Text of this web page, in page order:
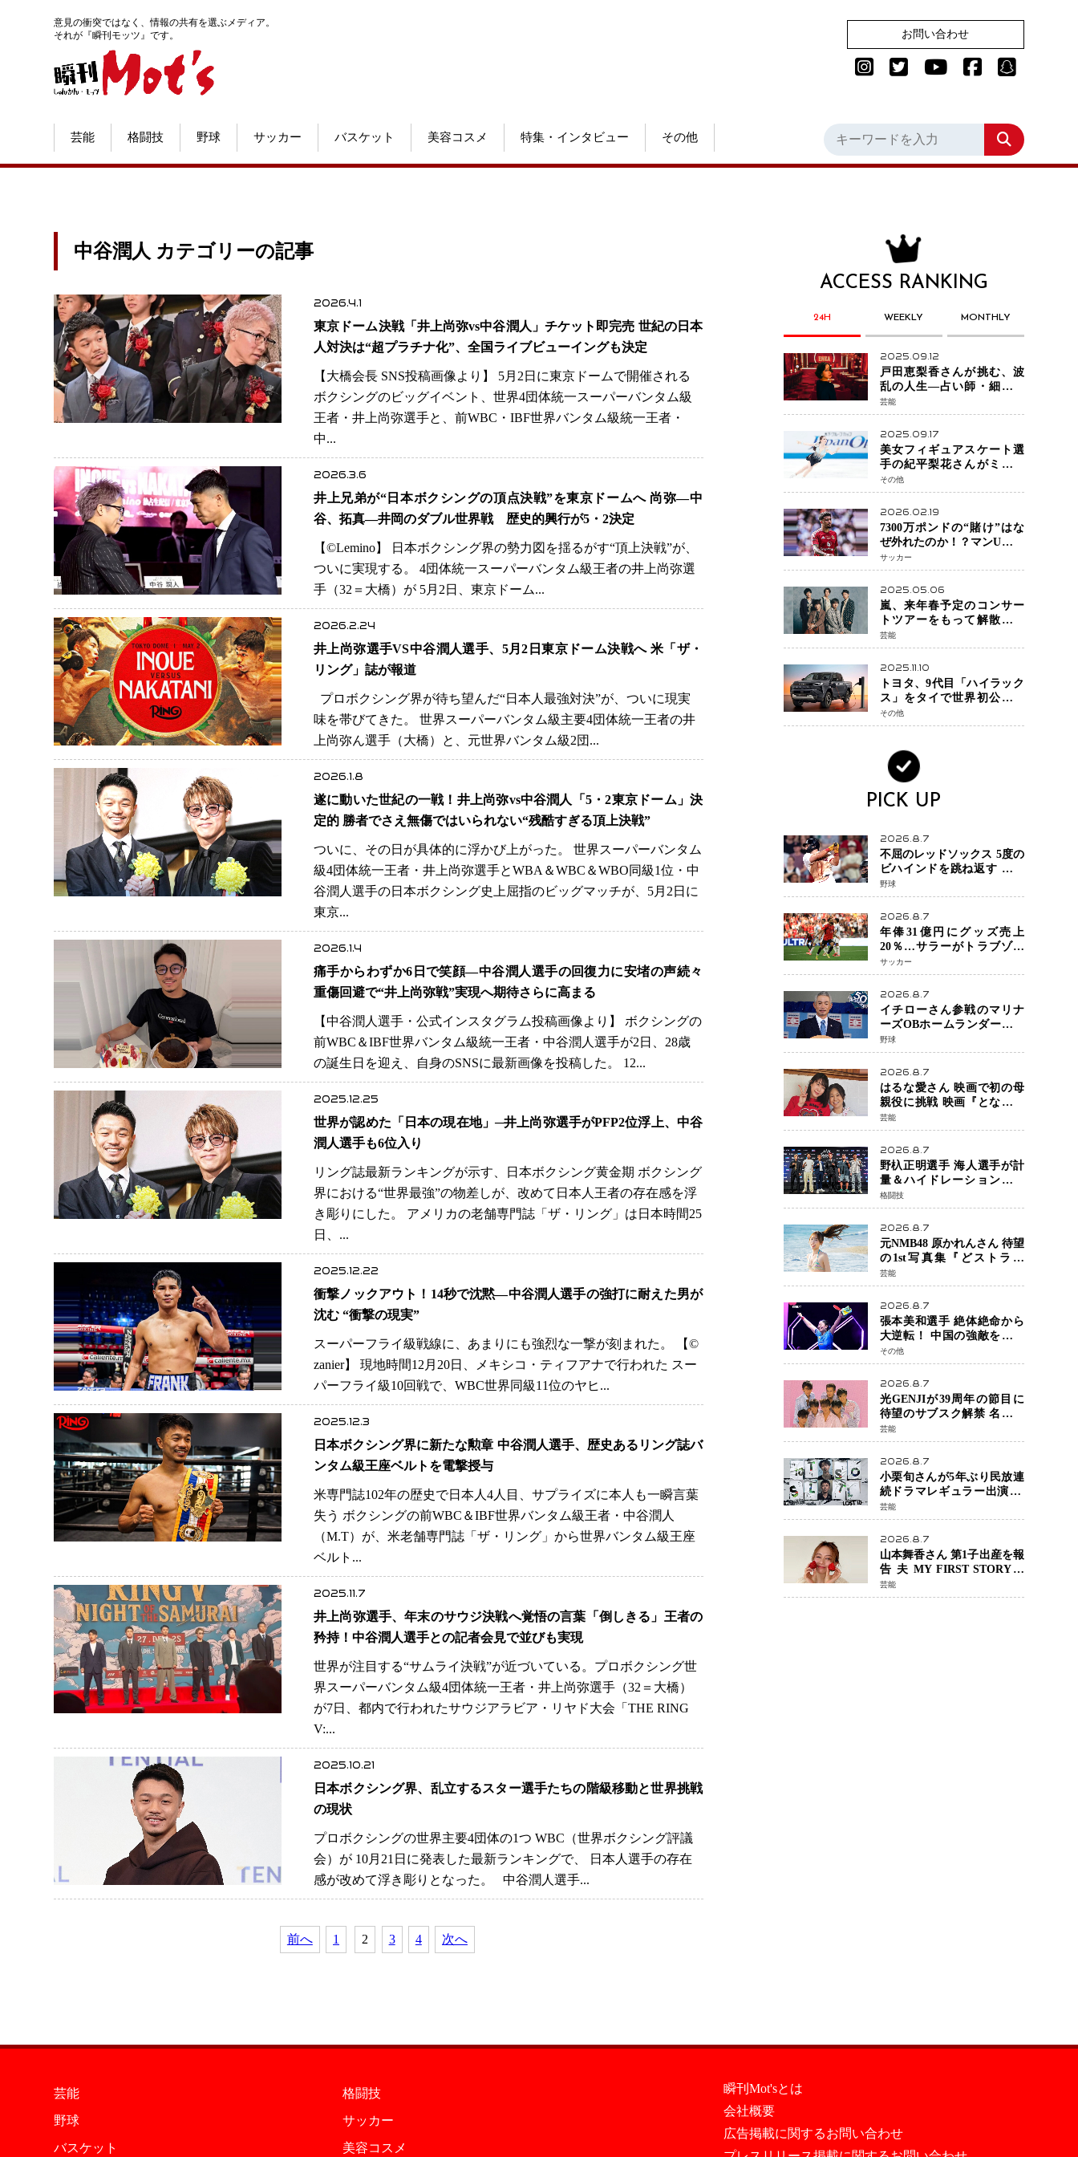
意見の衝突ではなく、情報の共有を選ぶメディア。
それが『瞬刊モッツ』です。
お問い合わせ
芸能 格闘技 野球 サッカー バスケット 美容コスメ 特集・インタビュー その他
中谷潤人 カテゴリーの記事
2026.4.1
東京ドーム決戦「井上尚弥vs中谷潤人」チケット即完売 世紀の日本
人対決は“超プラチナ化”、全国ライブビューイングも決定
【大橋会長 SNS投稿画像より】 5月2日に東京ドームで開催される
ボクシングのビッグイベント、世界4団体統一スーパーバンタム級
王者・井上尚弥選手と、前WBC・IBF世界バンタム級統一王者・
中...
2026.3.6
井上兄弟が“日本ボクシングの頂点決戦”を東京ドームへ 尚弥―中
谷、拓真―井岡のダブル世界戦 歴史的興行が5・2決定
【©️Lemino】 日本ボクシング界の勢力図を揺るがす“頂上決戦”が、
ついに実現する。 4団体統一スーパーバンタム級王者の井上尚弥選
手（32＝大橋）が 5月2日、東京ドーム...
2026.2.24
井上尚弥選手VS中谷潤人選手、5月2日東京ドーム決戦へ 米「ザ・
リング」誌が報道
プロボクシング界が待ち望んだ“日本人最強対決”が、ついに現実
味を帯びてきた。 世界スーパーバンタム級主要4団体統一王者の井
上尚弥ん選手（大橋）と、元世界バンタム級2団...
2026.1.8
遂に動いた世紀の一戦！井上尚弥vs中谷潤人「5・2東京ドーム」決
定的 勝者でさえ無傷ではいられない“残酷すぎる頂上決戦”
ついに、その日が具体的に浮かび上がった。 世界スーパーバンタム
級4団体統一王者・井上尚弥選手とWBA＆WBC＆WBO同級1位・中
谷潤人選手の日本ボクシング史上屈指のビッグマッチが、5月2日に
東京...
2026.1.4
痛手からわずか6日で笑顔―中谷潤人選手の回復力に安堵の声続々
重傷回避で“井上尚弥戦”実現へ期待さらに高まる
【中谷潤人選手・公式インスタグラム投稿画像より】 ボクシングの
前WBC＆IBF世界バンタム級統一王者・中谷潤人選手が2日、28歳
の誕生日を迎え、自身のSNSに最新画像を投稿した。 12...
2025.12.25
世界が認めた「日本の現在地」─井上尚弥選手がPFP2位浮上、中谷
潤人選手も6位入り
リング誌最新ランキングが示す、日本ボクシング黄金期 ボクシング
界における“世界最強”の物差しが、改めて日本人王者の存在感を浮
き彫りにした。 アメリカの老舗専門誌「ザ・リング」は日本時間25
日、...
2025.12.22
衝撃ノックアウト！14秒で沈黙―中谷潤人選手の強打に耐えた男が
沈む “衝撃の現実”
スーパーフライ級戦線に、あまりにも強烈な一撃が刻まれた。 【©️
zanier】 現地時間12月20日、メキシコ・ティフアナで行われた スー
パーフライ級10回戦で、WBC世界同級11位のヤヒ...
2025.12.3
日本ボクシング界に新たな勲章 中谷潤人選手、歴史あるリング誌バ
ンタム級王座ベルトを電撃授与
米専門誌102年の歴史で日本人4人目、サプライズに本人も一瞬言葉
失う ボクシングの前WBC＆IBF世界バンタム級王者・中谷潤人
（M.T）が、米老舗専門誌「ザ・リング」から世界バンタム級王座
ベルト...
2025.11.7
井上尚弥選手、年末のサウジ決戦へ覚悟の言葉「倒しきる」王者の
矜持！中谷潤人選手との記者会見で並びも実現
世界が注目する“サムライ決戦”が近づいている。プロボクシング世
界スーパーバンタム級4団体統一王者・井上尚弥選手（32＝大橋）
が7日、都内で行われたサウジアラビア・リヤド大会「THE RING
V:...
2025.10.21
日本ボクシング界、乱立するスター選手たちの階級移動と世界挑戦
の現状
プロボクシングの世界主要4団体の1つ WBC（世界ボクシング評議
会）が 10月21日に発表した最新ランキングで、 日本人選手の存在
感が改めて浮き彫りとなった。 中谷潤人選手...
前へ 1 2 3 4 次へ
ACCESS RANKING
24H WEEKLY MONTHLY
2025.09.12
戸田恵梨香さんが挑む、波
乱の人生―占い師・細木数
子をNetflixで実写化
芸能
2025.09.17
美女フィギュアスケート選
手の紀平梨花さんがミラノ
五輪出場断念 中部選手権欠
場を発表「安全最優先の判
断」
その他
2026.02.19
7300万ポンドの“賭け”はな
ぜ外れたのか！？マンU、サ
ンチョをフリー放出
へ・・・補強戦略の転換点
に
サッカー
2025.05.06
嵐、来年春予定のコンサー
トツアーをもって解散 フ
ァンクラブも2026年5月末で
活動終了
芸能
2025.11.10
トヨタ、9代目「ハイラック
ス」をタイで世界初公開
電動化戦略の象徴となる
BEVモデルを初設定
その他
PICK UP
2026.8.7
不屈のレッドソックス 5度の
ビハインドを跳ね返す 延長
13回サヨナラ勝ち 吉田正尚
選手も2安打1打点で貢献 4得
点以上は驚異の28連勝
野球
2026.8.7
年俸31億円にグッズ売上
20％…サラーがトラブゾン
スポル加入 世界サッカーは
「五大リーグ一強」から新
時代へ
サッカー
2026.8.7
イチローさん参戦のマリナ
ーズOBホームランダービー
が無料生配信 北米ならで
はの“魅せる興行”に世界が
注目
野球
2026.8.7
はるな愛さん 映画で初の母
親役に挑戦 映画『となりの
とらんす少女ちゃん』11月7
日公開 未来の自分との対話
を描く注目作
芸能
2026.8.7
野杁正明選手 海人選手が計
量＆ハイドレーションテス
トをクリア「ONE
SAMURAI 2」決戦へ万全の
準備整う
格闘技
2026.8.7
元NMB48 原かれんさん 待望
の1st写真集『どストライ
ク』発売決定 バリで魅せる
25歳の新境地
芸能
2026.8.7
張本美和選手 絶体絶命から
大逆転！ 中国の強敵を撃破
しWTT横浜でベスト8進出
その他
2026.8.7
光GENJIが39周年の節目に
待望のサブスク解禁 名曲の
数々がデジタル配信へ 40周
年へ向け1年間で全作品を順
次公開
芸能
2026.8.7
小栗旬さんが5年ぶり民放連
続ドラマレギュラー出演 横
浜流星さんと初共演
『LOST10』で異色バディ結
成
芸能
2026.8.7
山本舞香さん 第1子出産を報
告 夫 MY FIRST STORYの
Hiroさんとの新たな家族生
活「母子ともに健康」
芸能
芸能
格闘技
野球
サッカー
バスケット
美容コスメ
瞬刊Mot'sとは
会社概要
広告掲載に関するお問い合わせ